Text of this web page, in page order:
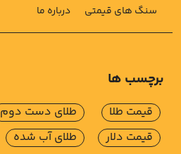
سنگ های قیمتی
درباره ما
برچسب ها
قیمت طلا
قیمت دلار
طلای دست دوم
طلای آب شده